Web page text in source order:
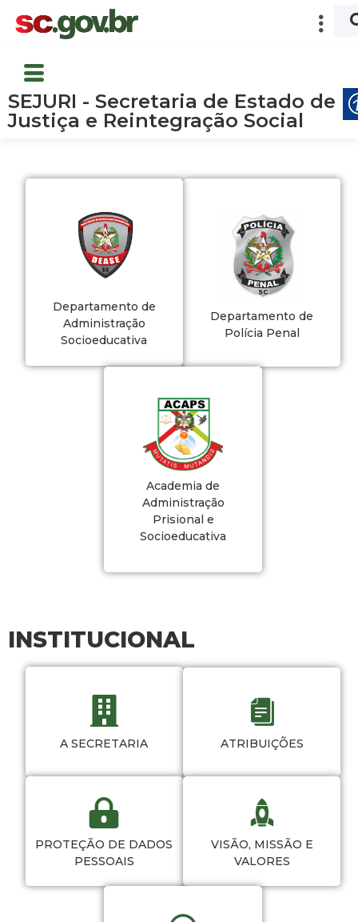
SEJURI - Secretaria de Estado de
Justiça e Reintegração Social
Departamento de
Polícia Penal
Departamento de
Administração
Socioeducativa
Academia de
Administração
Prisional e
Socioeducativa
INSTITUCIONAL
A SECRETARIA ATRIBUIÇÕES
PROTEÇÃO DE DADOS
PESSOAIS
VISÃO, MISSÃO E
VALORES